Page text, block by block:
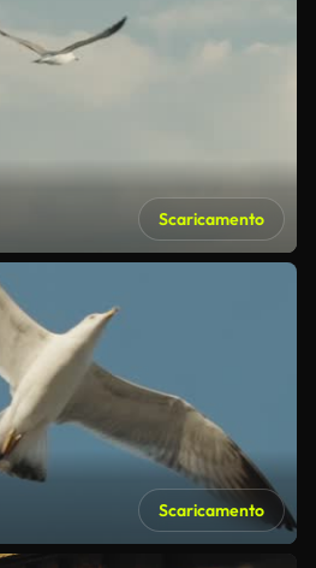
Scaricamento
Scaricamento